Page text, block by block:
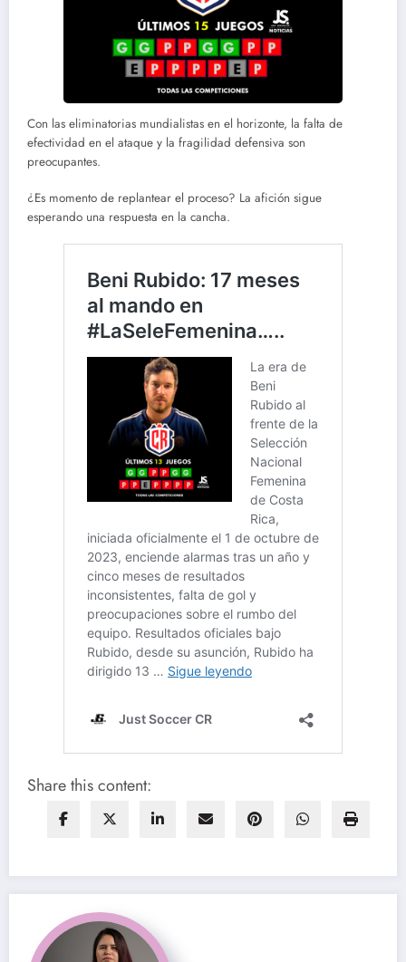
Con las eliminatorias mundialistas en el horizonte, la falta de
efectividad en el ataque y la fragilidad defensiva son
preocupantes.
¿Es momento de replantear el proceso? La afición sigue
esperando una respuesta en la cancha.
Share this content: